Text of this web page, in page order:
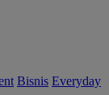
Bisnis Everyday